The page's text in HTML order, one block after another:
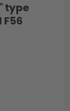
type
F56